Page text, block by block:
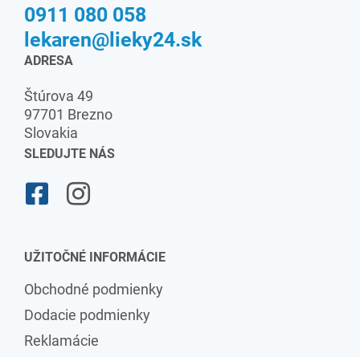
0911 080 058
lekaren@lieky24.sk
ADRESA
Štúrova 49
97701 Brezno
Slovakia
SLEDUJTE NÁS
UŽITOČNÉ INFORMÁCIE
Obchodné podmienky
Dodacie podmienky
Reklamácie